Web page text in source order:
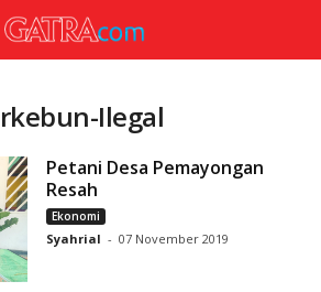
Ilegal
Petani Desa Pemayongan
Resah
Ekonomi
Syahrial - 07 November 2019